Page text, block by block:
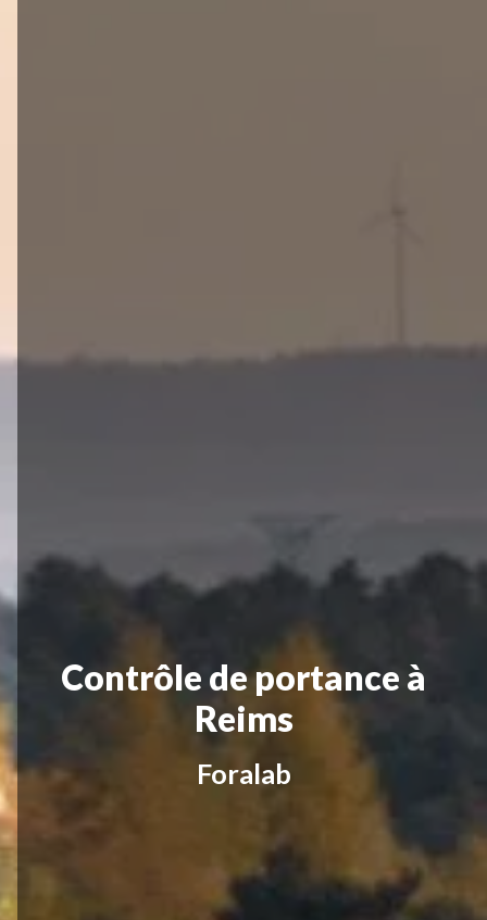
Contrôle de portance à
Reims
Foralab